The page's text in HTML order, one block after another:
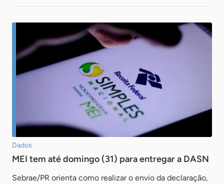
Dados
MEI tem até domingo (31) para entregar a DASN
Sebrae/PR orienta como realizar o envio da declaração,